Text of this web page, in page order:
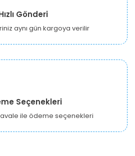
Gönderi
aynı gün kargoya verilir
Seçenekleri
ile ödeme seçenekleri